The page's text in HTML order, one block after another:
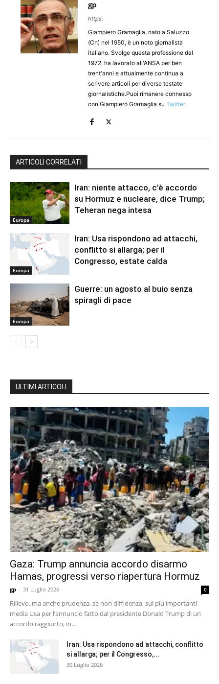
gp
https:
Giampiero Gramaglia, nato a Saluzzo
(Cn) nel 1950, è un noto giornalista
italiano. Svolge questa professione dal
1972, ha lavorato all'ANSA per ben
trent'anni e attualmente continua a
scrivere articoli per diverse testate
giornalistiche.Puoi rimanere connesso
con Giampiero Gramaglia su Twitter
ARTICOLI CORRELATI
Europa
Iran: niente attacco, c’è accordo
su Hormuz e nucleare, dice Trump;
Teheran nega intesa
Europa
Iran: Usa rispondono ad attacchi,
conflitto si allarga; per il
Congresso, estate calda
Europa
Guerre: un agosto al buio senza
spiragli di pace
ULTIMI ARTICOLI
Gaza: Trump annuncia accordo disarmo
Hamas, progressi verso riapertura Hormuz
gp - 31 Luglio 2026 0
Rilievo, ma anche prudenza, se non diffidenza, sui più importanti
media Usa per l’annuncio fatto dal presidente Donald Trump di un
accordo raggiunto, in...
Iran: Usa rispondono ad attacchi, conflitto
si allarga; per il Congresso,...
30 Luglio 2026